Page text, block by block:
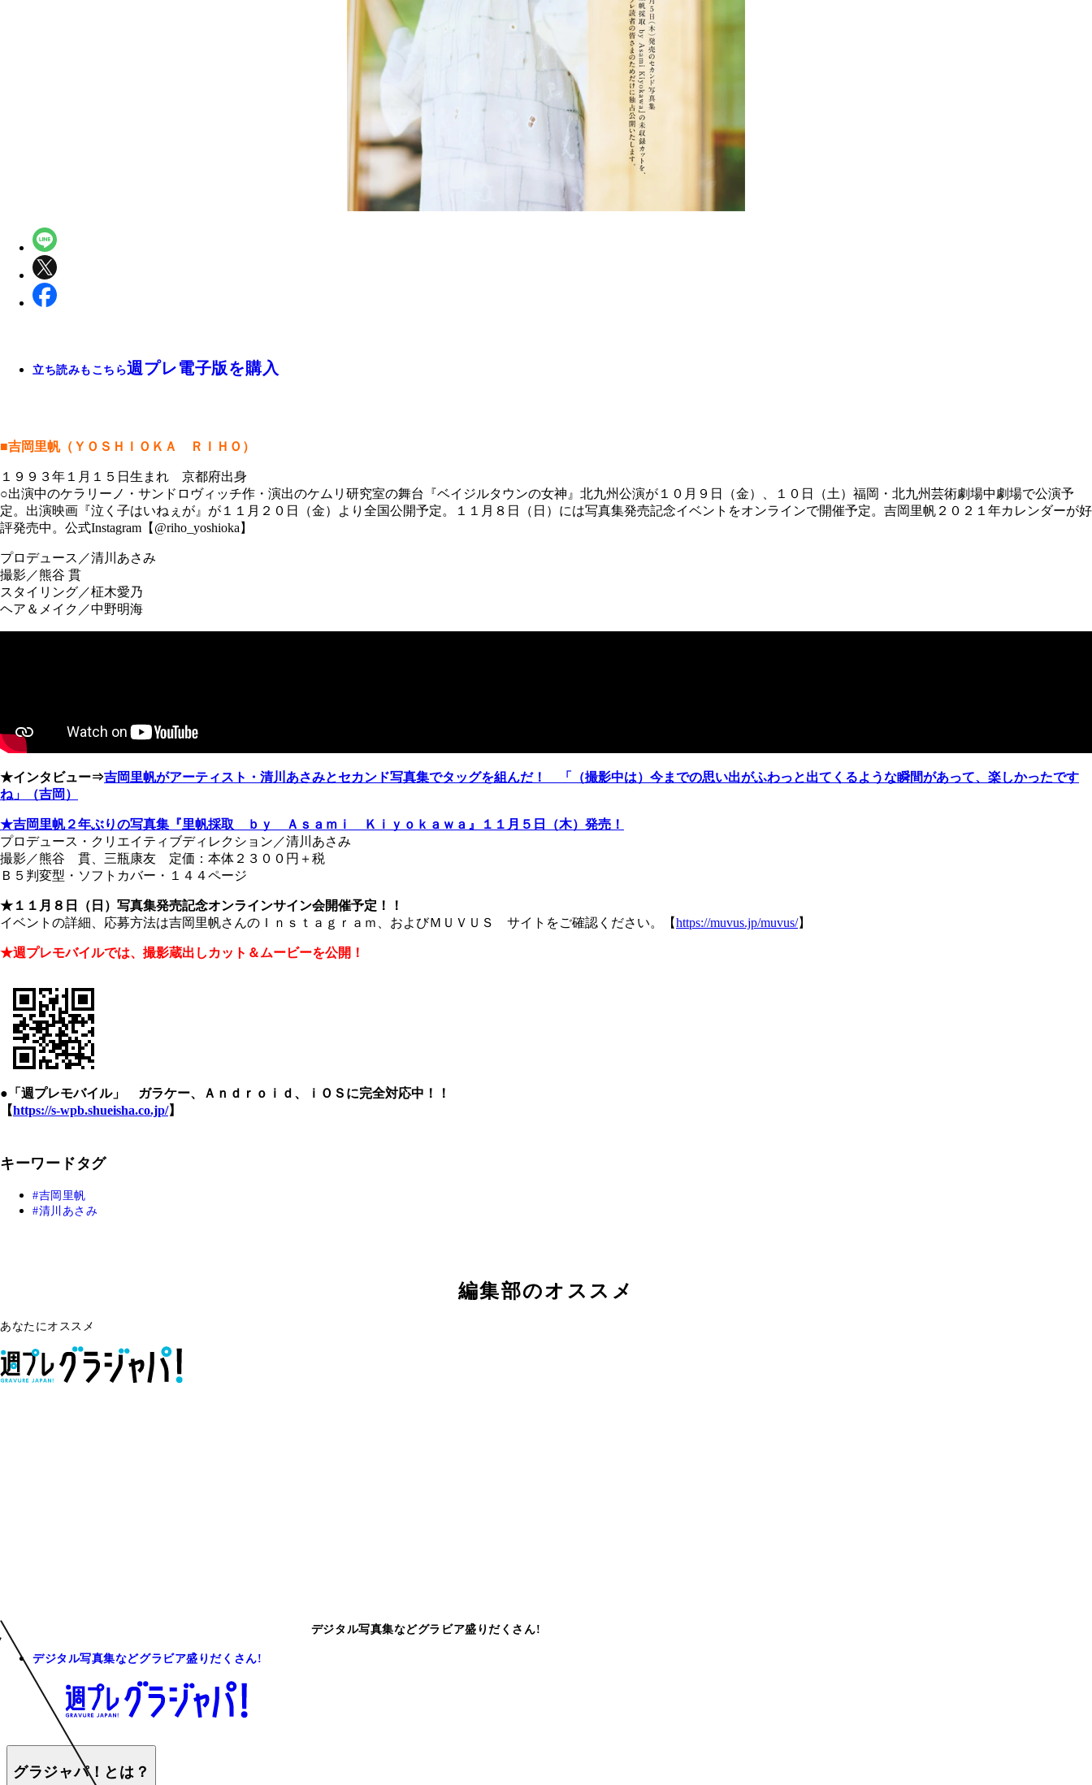
立ち読みもこちら週プレ電子版を購入
■吉岡里帆（ＹＯＳＨＩＯＫＡ ＲＩＨＯ）
１９９３年１月１５日生まれ 京都府出身
○出演中のケラリーノ・サンドロヴィッチ作・演出のケムリ研究室の舞台『ベイジルタウンの女神』北九州公演が１０月９日（金）、１０日（土）福岡・北九州芸術劇場中劇場で公演予
定。出演映画『泣く子はいねぇが』が１１月２０日（金）より全国公開予定。１１月８日（日）には写真集発売記念イベントをオンラインで開催予定。吉岡里帆２０２１年カレンダーが好
評発売中。公式Instagram【@riho_yoshioka】
プロデュース／清川あさみ
撮影／熊谷 貫
スタイリング／柾木愛乃
ヘア＆メイク／中野明海
★インタビュー⇒吉岡里帆がアーティスト・清川あさみとセカンド写真集でタッグを組んだ！ 「（撮影中は）今までの思い出がふわっと出てくるような瞬間があって、楽しかったです
ね」（吉岡）
★吉岡里帆２年ぶりの写真集『里帆採取 ｂｙ Ａｓａｍｉ Ｋｉｙｏｋａｗａ』１１月５日（木）発売！
プロデュース・クリエイティブディレクション／清川あさみ
撮影／熊谷 貫、三瓶康友 定価：本体２３００円＋税
Ｂ５判変型・ソフトカバー・１４４ページ
★１１月８日（日）写真集発売記念オンラインサイン会開催予定！！
イベントの詳細、応募方法は吉岡里帆さんのＩｎｓｔａｇｒａｍ、およびＭＵＶＵＳ サイトをご確認ください。【https://muvus.jp/muvus/】
★週プレモバイルでは、撮影蔵出しカット＆ムービーを公開！
●「週プレモバイル」 ガラケー、Ａｎｄｒｏｉｄ、ｉＯＳに完全対応中！！
【https://s-wpb.shueisha.co.jp/】
キーワードタグ
吉岡里帆
清川あさみ
編集部のオススメ
あなたにオススメ
デジタル写真集などグラビア盛りだくさん!
デジタル写真集などグラビア盛りだくさん!
グラジャパ！とは？